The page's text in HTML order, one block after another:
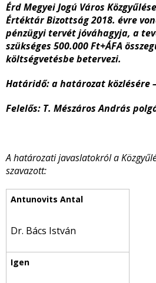
Érd Megyei Jogú Város
Értéktár Bizottság 2018. évre
pénzügyi tervét jóváhagyja, a
szükséges 500.000 Ft+ÁFA
költségvetésbe betervezi.
Határidő: a határozat közlésére
Felelős: T. Mészáros András
A határozati javaslatokról a
szavazott:
Dr. Bács István